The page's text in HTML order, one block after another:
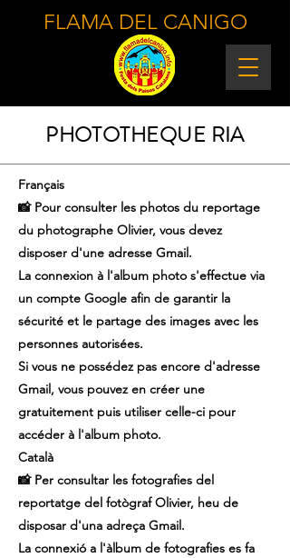
FLAMA DEL CANIGO
PHOTOTHEQUE RIA
Français
📸 Pour consulter les photos du reportage
du photographe Olivier, vous devez
disposer d'une adresse Gmail.
La connexion à l'album photo s'effectue via
un compte Google afin de garantir la
sécurité et le partage des images avec les
personnes autorisées.
Si vous ne possédez pas encore d'adresse
Gmail, vous pouvez en créer une
gratuitement puis utiliser celle-ci pour
accéder à l'album photo.
Català
📸 Per consultar les fotografies del
reportatge del fotògraf Olivier, heu de
disposar d'una adreça Gmail.
La connexió a l'àlbum de fotografies es fa